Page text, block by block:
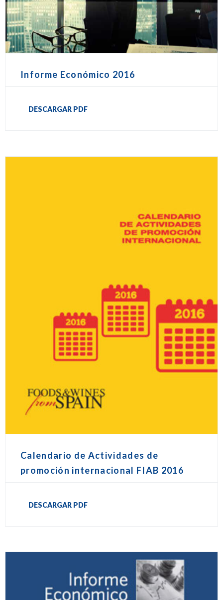
Informe Económico 2016
DESCARGAR PDF
Calendario de Actividades de
promoción internacional FIAB 2016
DESCARGAR PDF